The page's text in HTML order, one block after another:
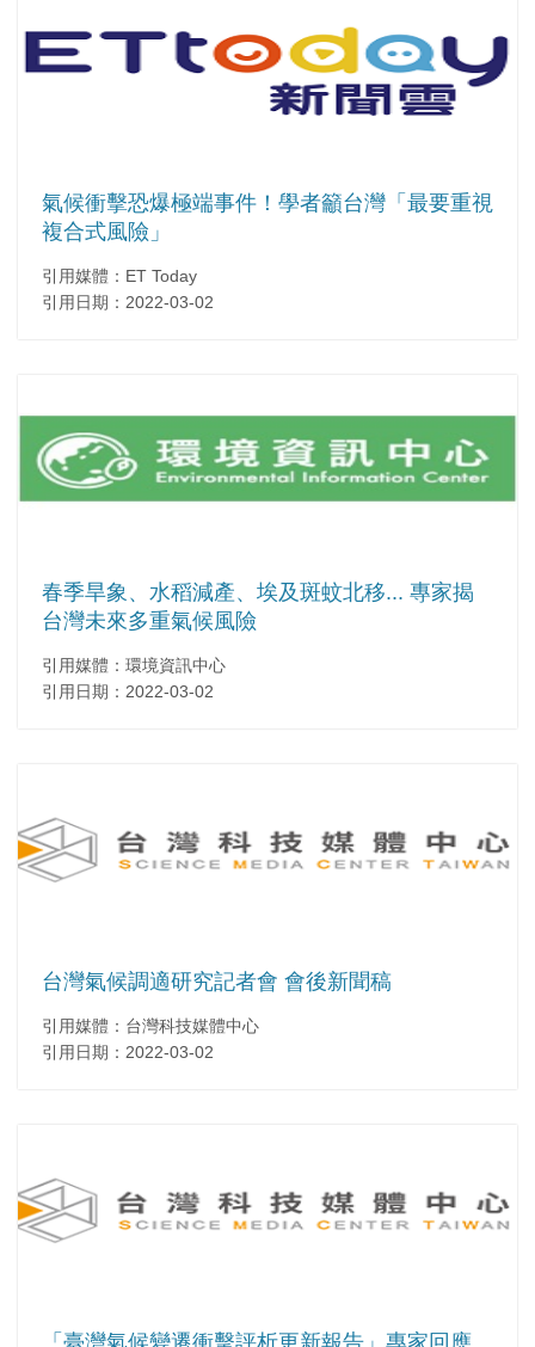
氣候衝擊恐爆極端事件！學者籲台灣「最要重視
複合式風險」
引用媒體：ET Today
引用日期：2022-03-02
春季旱象、水稻減產、埃及斑蚊北移... 專家揭
台灣未來多重氣候風險
引用媒體：環境資訊中心
引用日期：2022-03-02
台灣氣候調適研究記者會 會後新聞稿
引用媒體：台灣科技媒體中心
引用日期：2022-03-02
「臺灣氣候變遷衝擊評析更新報告」專家回應